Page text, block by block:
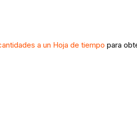
a un Hoja de tiempo para